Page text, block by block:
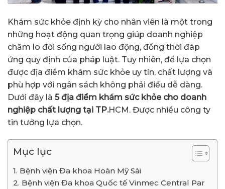
Khám sức khỏe định kỳ cho nhân viên là một trong
những hoạt động quan trọng giúp doanh nghiệp
chăm lo đời sống người lao động, đồng thời đáp
ứng quy định của pháp luật. Tuy nhiên, để lựa chọn
được địa điểm khám sức khỏe uy tín, chất lượng và
phù hợp với ngân sách không phải điều dễ dàng.
Dưới đây là 5 địa điểm khám sức khỏe cho doanh
nghiệp chất lượng tại TP.HCM. Được nhiều công ty
tin tưởng lựa chọn.
Mục lục
1. Bệnh viện Đa khoa Hoàn Mỹ Sài
2. Bệnh viện Đa khoa Quốc tế Vinmec Central Par